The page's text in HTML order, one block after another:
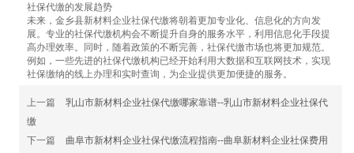
社保代缴的发展趋势
未来，金乡县新材料企业社保代缴将朝着更加专业化、信息化的方向发
展。专业的社保代缴机构会不断提升自身的服务水平，利用信息化手段提
高办理效率。同时，随着政策的不断完善，社保代缴市场也将更加规范。
例如，一些先进的社保代缴机构已经开始利用大数据和互联网技术，实现
社保缴纳的线上办理和实时查询，为企业提供更加便捷的服务。
上一篇
乳山市新材料企业社保代缴哪家靠谱--乳山市新材料企业社保代
缴
下一篇
曲阜市新材料企业社保代缴流程指南--曲阜新材料企业社保费用